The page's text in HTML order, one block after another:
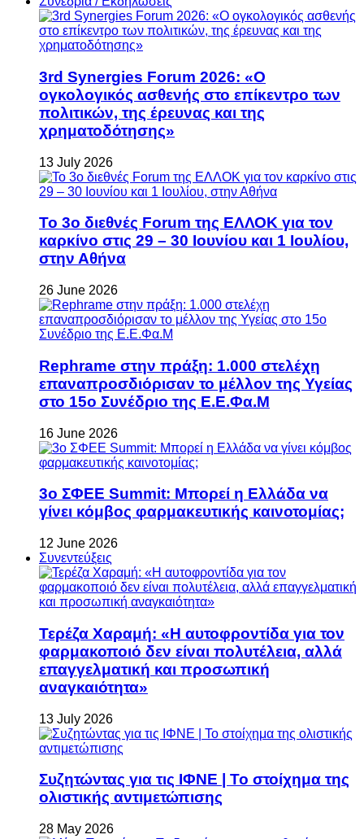
3rd Synergies Forum 2026: «Ο
ογκολογικός ασθενής στο επίκεντρο των
πολιτικών, της έρευνας και της
χρηματοδότησης»
13 July 2026
Το 3ο διεθνές Forum της ΕΛΛΟΚ για τον
καρκίνο στις 29 – 30 Ιουνίου και 1 Ιουλίου,
στην Αθήνα
26 June 2026
Rephrame στην πράξη: 1.000 στελέχη
επαναπροσδιόρισαν το μέλλον της Υγείας
στο 15ο Συνέδριο της Ε.Ε.Φα.Μ
16 June 2026
3ο ΣΦΕΕ Summit: Μπορεί η Ελλάδα να
γίνει κόμβος φαρμακευτικής καινοτομίας;
12 June 2026
Συνεντεύξεις
Τερέζα Χαραμή: «Η αυτοφροντίδα για τον
φαρμακοποιό δεν είναι πολυτέλεια, αλλά
επαγγελματική και προσωπική
αναγκαιότητα»
13 July 2026
Συζητώντας για τις ΙΦΝΕ | Το στοίχημα της
ολιστικής αντιμετώπισης
28 May 2026